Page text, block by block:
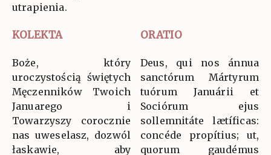
utrapienia.
KOLEKTA ORATIO
Boże, który
uroczystością świętych
Męczenników Twoich
Januarego i
Towarzyszy corocznie
nas uweselasz, dozwól
łaskawie, aby
Deus, qui nos ánnua
sanctórum Mártyrum
tuórum Januárii et
Sociórum ejus
sollemnitáte lætíficas:
concéde propítius; ut,
quorum gaudémus